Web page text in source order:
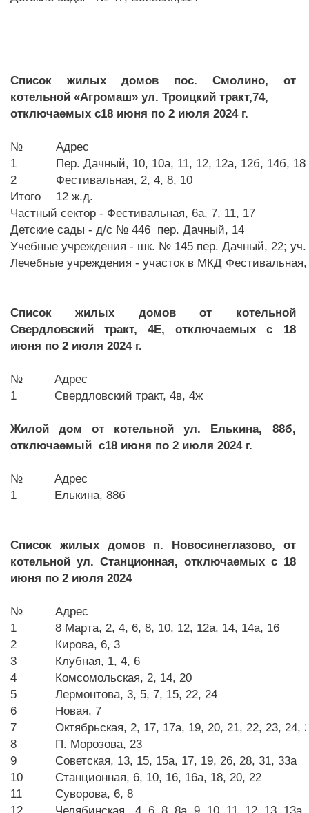
Список жилых домов пос. Смолино, от
котельной «Агромаш» ул. Троицкий тракт,74,
отключаемых c18 июня по 2 июля 2024 г.
№
Адрес
1
Пер. Дачный, 10, 10а, 11, 12, 12а, 12б, 14б,
2
Фестивальная, 2, 4, 8, 10
Итого
12 ж.д.
Частный сектор - Фестивальная, 6а, 7, 11, 17
Детские сады - д/с № 446 пер. Дачный, 14
Учебные учреждения - шк. № 145 пер. Дачный, 22;
Лечебные учреждения - участок в МКД
Список жилых домов от котельной
Свердловский тракт, 4Е, отключаемых с 18
июня по 2 июля 2024 г.
№
Адрес
1
Свердловский тракт, 4в, 4ж
Жилой дом от котельной ул. Елькина, 88б,
отключаемый c18 июня по 2 июля 2024 г.
№
Адрес
1
Елькина, 88б
Список жилых домов п. Новосинеглазово, от
котельной ул. Станционная, отключаемых с 18
июня по 2 июля 2024
№
Адрес
1
8 Марта, 2, 4, 6, 8, 10, 12, 12а, 14, 14а, 16
2
Кирова, 6, 3
3
Клубная, 1, 4, 6
4
Комсомольская, 2, 14, 20
5
Лермонтова, 3, 5, 7, 15, 22, 24
6
Новая, 7
7
Октябрьская, 2, 17, 17а, 19, 20, 21, 22, 23, 24,
8
П. Морозова, 23
9
Советская, 13, 15, 15а, 17, 19, 26, 28, 31, 33а
10
Станционная, 6, 10, 16, 16а, 18, 20, 22
11
Суворова, 6, 8
12
Челябинская, 4, 6, 8, 8а, 9, 10, 11, 12, 13,